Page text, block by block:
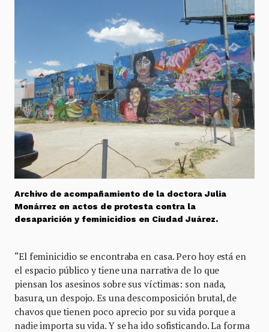
Archivo de acompañamiento de la doctora Julia
Monárrez en actos de protesta contra la
desaparición y feminicidios en Ciudad Juárez.
“El feminicidio se encontraba en casa. Pero hoy está en
el espacio público y tiene una narrativa de lo que
piensan los asesinos sobre sus víctimas: son nada,
basura, un despojo. Es una descomposición brutal, de
chavos que tienen poco aprecio por su vida porque a
nadie importa su vida. Y se ha ido sofisticando. La forma